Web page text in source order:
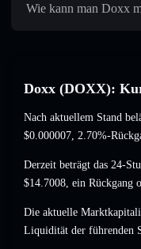
Wie kann man Doxx
Doxx (DOXX):
Nach aktuellem Stand
$0.000007, 2.70%-
Derzeit beträgt das 24-
$14.7008, ein Rückgang
Die aktuelle
Liquidität der führenden